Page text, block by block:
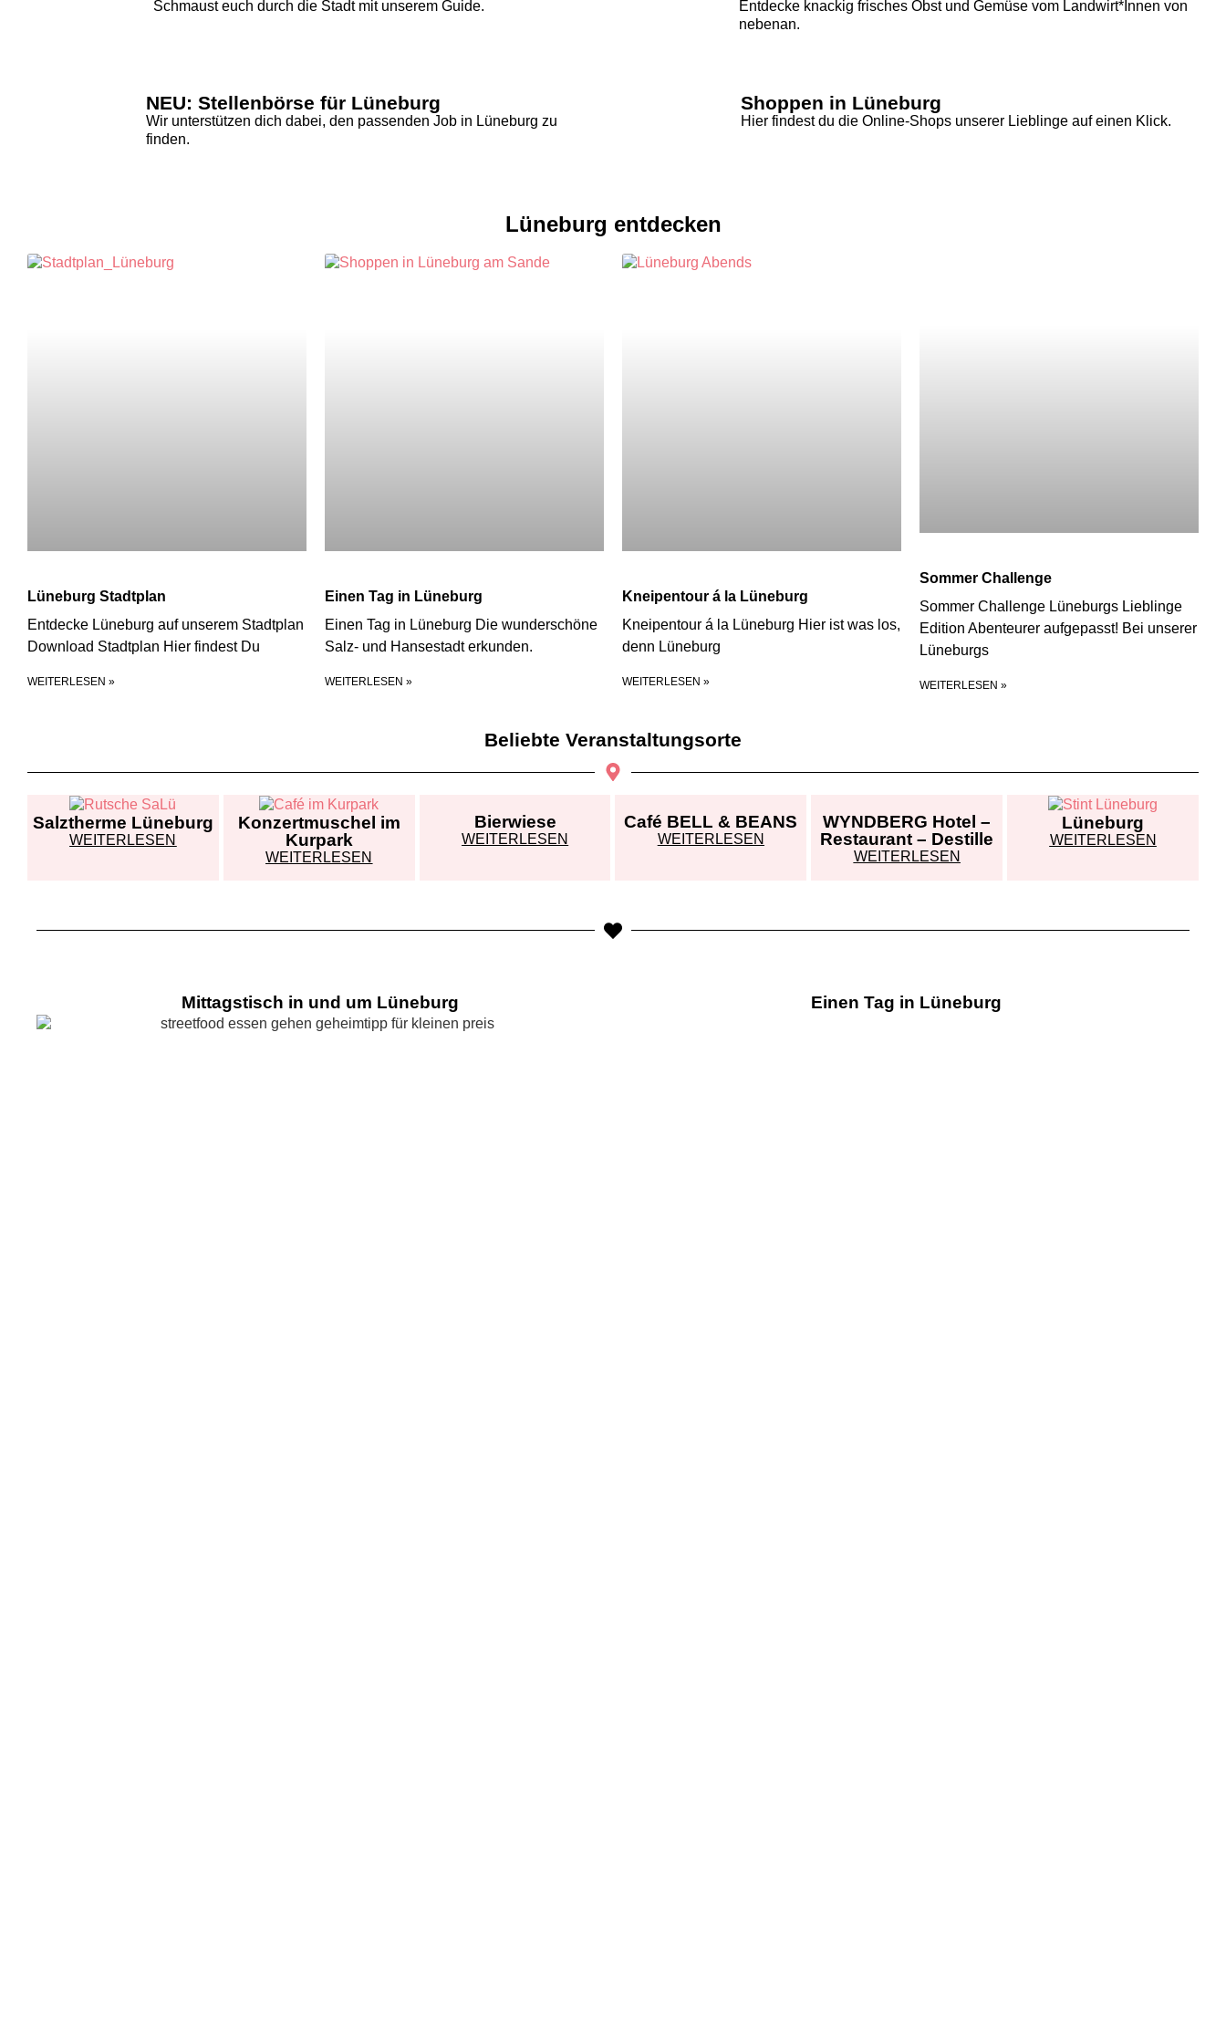
Schmaust euch durch die Stadt mit unseremGuide.
Entdecke knackig frisches Obst und Gemüse vom Landwirt*Innen von
nebenan.
NEU: Stellenbörse für Lüneburg
Wir unterstützen dich dabei, den passendenJob in Lüneburg zu
finden.
Shoppen in Lüneburg
Hier findest du die Online-Shops unserer Lieblinge auf einen Klick.
Lüneburg entdecken
Lüneburg Stadtplan
Entdecke Lüneburg auf unserem Stadtplan
Download Stadtplan Hier findest Du
WEITERLESEN »
Einen Tag in Lüneburg
Einen Tag in Lüneburg Die wunderschöne
Salz- und Hansestadt erkunden.
WEITERLESEN »
Kneipentour á la Lüneburg
Kneipentour á la Lüneburg Hier ist was los,
denn Lüneburg
WEITERLESEN »
Sommer Challenge
Sommer Challenge Lüneburgs Lieblinge
Edition Abenteurer aufgepasst! Bei unserer
Lüneburgs
WEITERLESEN »
Beliebte Veranstaltungsorte
Salztherme Lüneburg
WEITERLESEN
Konzertmuschel im
Kurpark
WEITERLESEN
Bierwiese
WEITERLESEN
Café BELL & BEANS
WEITERLESEN
WYNDBERG Hotel –
Restaurant – Destille
WEITERLESEN
Lüneburg
WEITERLESEN
Mittagstisch in und um Lüneburg Einen Tag in Lüneburg